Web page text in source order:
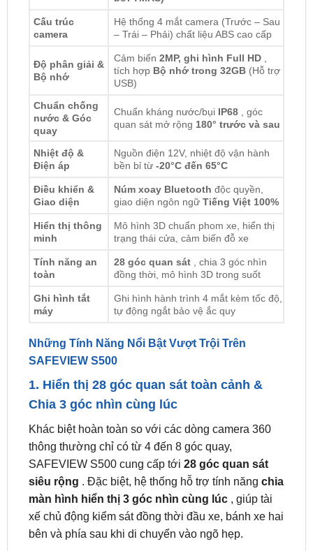
Độ phân giải &
Bộ nhớ
Cảm biến2MP, ghi hình Full HD,
tích hợpBộ nhớ trong 32GB(Hỗ trợ
Chuẩn chống
nước & Góc
Chuẩn kháng nước/bụi IP68, góc
quan sát mở rộng
Nhiệt độ &
Điện áp
Nguồn điện 12V, nhiệt độ vận hành
bền bỉ từ -20°C đến 65°C
Điều khiển &
Giao diện
Núm xoay Bluetooth độc quyền,
giao diện ngôn ngữ Tiếng Việt 100%
Hiển thị thông
minh
Mô hình 3D chuẩn phom xe, hiển thị
trạng thái cửa, cảm biến đỗ xe
Tính năng an
toàn
28 góc quan sát, chia 3 góc nhìn
đồng thời, mô hình 3D trong suốt
Ghi hình tắt
máy
Ghi hình hành trình 4 mắt kèm tốc độ,
tự động ngắt bảo vệ ắc quy
Những Tính Năng Nổi Bật Vượt Trội Trên
1. Hiển thị 28 góc quan sát toàn cảnh &
Chia 3 góc nhìn cùng lúc
Khác biệt hoàn toàn so với các dòng camera 360
thông thường chỉ có từ 4 đến 8 góc quay,
SAFEVIEW S500 cung cấp tới 28 góc quan sát
siêu rộng. Đặc biệt, hệ thống hỗ trợ tính năng
màn hình hiển thị 3 góc nhìn cùng lúc, giúp tài
xế chủ động kiểm sát đồng thời đầu xe, bánh xe hai
bên và phía sau khi di chuyển vào ngõ hẹp.